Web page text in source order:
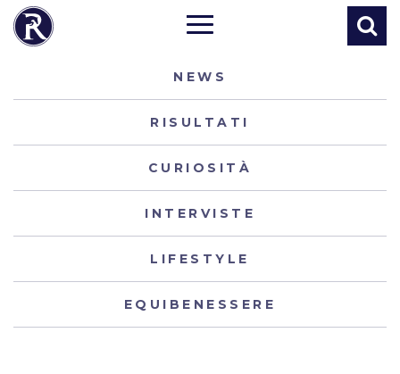
NEWS
RISULTATI
CURIOSITÀ
INTERVISTE
LIFESTYLE
EQUIBENESSERE